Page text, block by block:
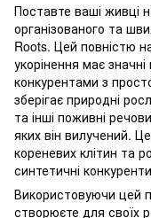
Поставте ваші живці
організованого та
Roots. Цей повністю
укорінення має
конкурентами з
зберігає природні
та інші поживні
яких він вилучений.
кореневих клітин та
синтетичні
Використовуючи цей
створюєте для своїх